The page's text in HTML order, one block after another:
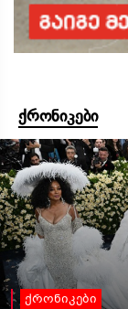
ქრონიკები
ქრონიკები